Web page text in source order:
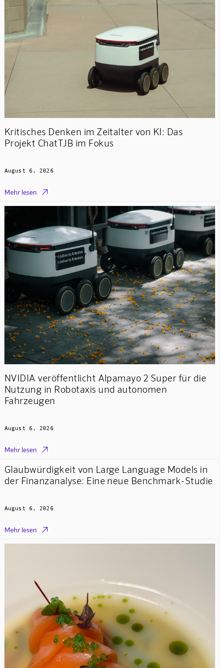
Kritisches Denken im Zeitalter von KI: Das
Projekt ChatTJB im Fokus
August 6, 2026
Mehr lesen 
NVIDIA veröffentlicht Alpamayo 2 Super für die
Nutzung in Robotaxis und autonomen
Fahrzeugen
August 6, 2026
Mehr lesen 
Glaubwürdigkeit von Large Language Models in
der Finanzanalyse: Eine neue Benchmark-Studie
August 6, 2026
Mehr lesen 